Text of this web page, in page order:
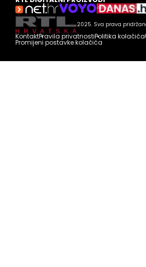
2025. Sva prava
KontaktPravila privatnostiPolitika kolačića
Promijeni postavke kolačića